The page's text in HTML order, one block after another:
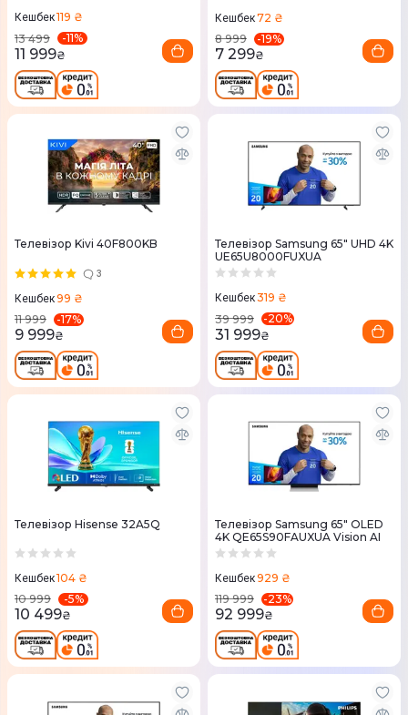
Кешбек119 ₴
13 499
-11%
11 999₴
Кешбек72 ₴
8 999
-19%
7 299₴
Телевізор Kivi 40F800KB
3
Кешбек99 ₴
11 999
-17%
9 999₴
Телевізор Samsung 65" UHD 4K
UE65U8000FUXUA
Кешбек319 ₴
39 999
-20%
31 999₴
Телевізор Hisense 32A5Q
Кешбек104 ₴
10 999
-5%
10 499₴
Телевізор Samsung 65" OLED
4K QE65S90FAUXUA Vision AI
Кешбек929 ₴
119 999
-23%
92 999₴